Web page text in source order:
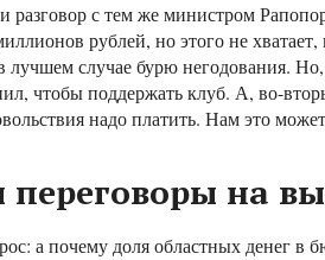
разговор с тем же министром
рублей, но этого не
лучшем случае бурю негодования.
чтобы поддержать клуб. А, во-
надо платить. Нам это
на
а почему доля областных денег в